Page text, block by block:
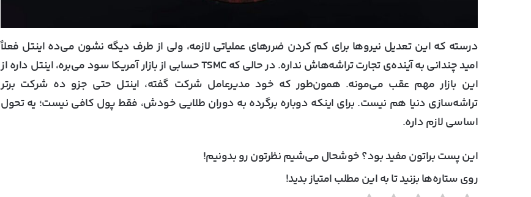
درسته که این تعدیل نیروها برای کم کردن ضررهای عملیاتی لازمه، ولی از طرف دیگه نشون می‌ده اینتل فعلاً
امید چندانی به آینده‌ی تجارت تراشه‌هاش نداره. در حالی که TSMC حسابی از بازار آمریکا سود می‌بره، اینتل داره از
این بازار مهم عقب می‌مونه. همون‌طور که خود مدیرعامل شرکت گفته، اینتل حتی جزو ده شرکت برتر
تراشه‌سازی دنیا هم نیست. برای اینکه دوباره برگرده به دوران طلایی خودش، فقط پول کافی نیست؛ یه تحول
اساسی لازم داره.
این پست براتون مفید بود؟ خوشحال می‌شیم نظرتون رو بدونیم!
روی ستاره‌ها بزنید تا به این مطلب امتیاز بدید!